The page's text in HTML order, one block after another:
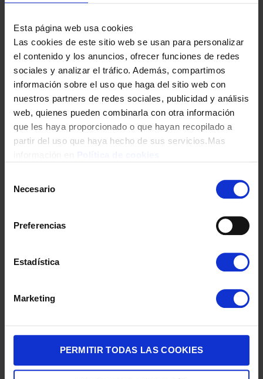
Esta página web usa cookies
Las cookies de este sitio web se usan para personalizar
el contenido y los anuncios, ofrecer funciones de redes
sociales y analizar el tráfico. Además, compartimos
información sobre el uso que haga del sitio web con
nuestros partners de redes sociales, publicidad y análisis
web, quienes pueden combinarla con otra información
que les haya proporcionado o que hayan recopilado a
partir del uso que haya hecho de sus servicios.Mas
Necesario
Preferencias
Estadística
Marketing
PERMITIR TODAS LAS COOKIES
TERMO ELECTRICO BOSCH TR4101T/50DEBS 50/LITROS CLASE/B
SILIM VERTICAL
250,00€
TERMO ELECTRICO BOSCH TR4101T/80DEB 80/LITROS CLASE/B